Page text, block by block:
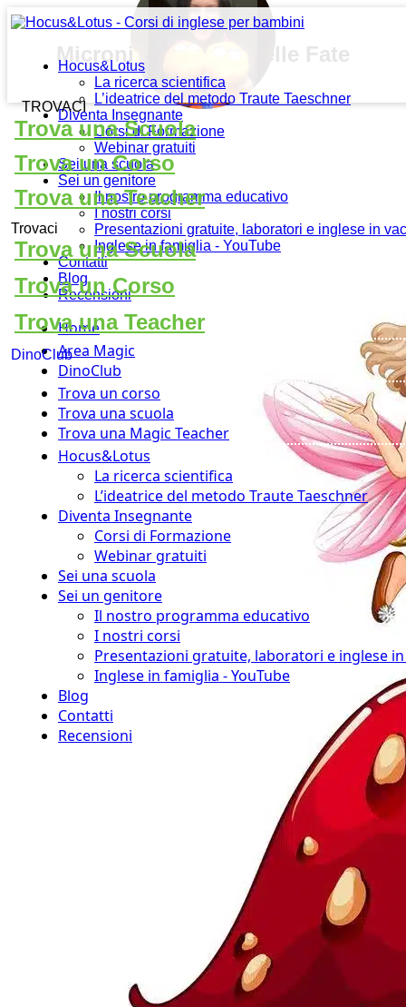
Hocus&Lotus
La ricerca scientifica
L’ideatrice del metodo Traute Taeschner
Diventa Insegnante
Corsi di Formazione
Webinar gratuiti
Sei una scuola
Sei un genitore
Il nostro programma educativo
I nostri corsi
Presentazioni gratuite, laboratori e inglese in
Inglese in famiglia - YouTube
Contatti
Blog
Recensioni
Home
Area Magic
DinoClub
Trova un corso
Trova una scuola
Trova una Magic Teacher
Hocus&Lotus
La ricerca scientifica
L’ideatrice del metodo Traute Taeschner
Diventa Insegnante
Corsi di Formazione
Webinar gratuiti
Sei una scuola
Sei un genitore
Il nostro programma educativo
I nostri corsi
Presentazioni gratuite, laboratori e inglese in
Inglese in famiglia - YouTube
Blog
Contatti
Recensioni
TROVACI
Trova una Scuola
Trova un Corso
Trova una Teacher
Trovaci
Trova una Scuola
Trova un Corso
Trova una Teacher
DinoClub
Micronido la Casa delle Fate